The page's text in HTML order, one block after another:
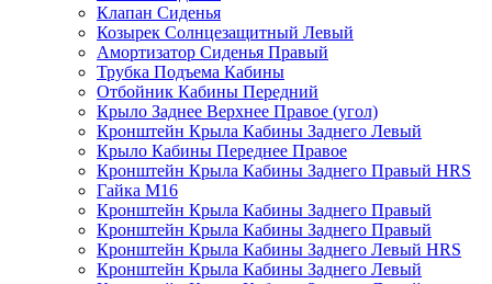
Клапан Сиденья
Козырек Солнцезащитный Левый
Амортизатор Сиденья Правый
Трубка Подъема Кабины
Отбойник Кабины Передний
Крыло Заднее Верхнее Правое (угол)
Кронштейн Крыла Кабины Заднего Левый
Крыло Кабины Переднее Правое
Кронштейн Крыла Кабины Заднего Правый HRS
Гайка М16
Кронштейн Крыла Кабины Заднего Правый
Кронштейн Крыла Кабины Заднего Правый
Кронштейн Крыла Кабины Заднего Левый HRS
Кронштейн Крыла Кабины Заднего Левый